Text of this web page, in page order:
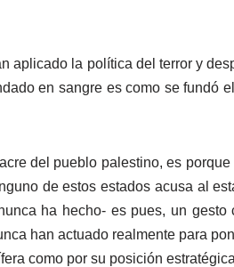
aplicado la política del terror y
en sangre es como se fundó
del pueblo palestino, es
de estos estados acusa al
ha hecho- es pues, un
han actuado realmente para
como por su posición